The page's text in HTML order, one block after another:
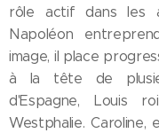
rôle actif dans les
Napoléon
image, il place
à la tête de
d'Espagne, Louis
Westphalie. Caroline,